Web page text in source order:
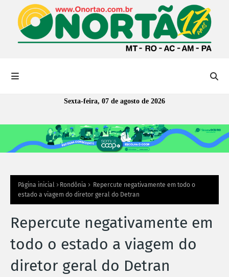
Sexta-feira, 07 de agosto de 2026
Página inicial Rondônia
Repercute negativamente em todo o
estado a viagem do diretor geral do Detran
Repercute negativamente em
todo o estado a viagem do
diretor geral do Detran